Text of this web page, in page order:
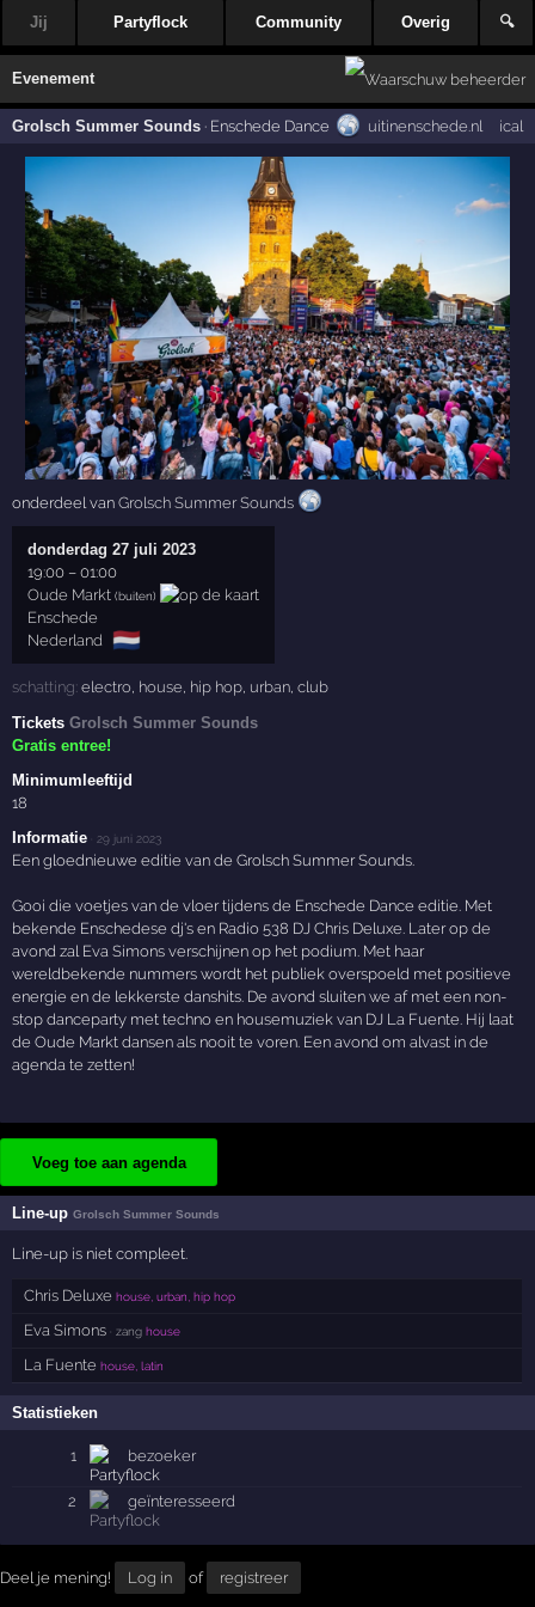
Jij Partyflock Community Overig 🔍
Evenement
Grolsch Summer Sounds · Enschede Dance uitinenschede.nl ical
onderdeel vanGrolsch Summer Sounds
donderdag 27 juli 2023
19:00 –01:00
Oude Markt (buiten)
Enschede
Nederland 🇳🇱
schatting:electro, house, hip hop, urban,club
TicketsGrolsch Summer Sounds
Gratis entree!
Minimumleeftijd
18
Informatie
29 juni 2023
Een gloednieuwe editie van de Grolsch Summer Sounds.
Gooi die voetjes van de vloer tijdens de Enschede Dance editie. Met
bekende Enschedese dj's en Radio 538 DJ Chris Deluxe. Later op de
avond zal Eva Simons verschijnen op het podium. Met haar
wereldbekende nummers wordt het publiek overspoeld met positieve
energie en de lekkerste danshits. De avond sluiten we af met een non-
stop danceparty met techno en housemuziek van DJ La Fuente. Hij laat
de Oude Markt dansen als nooit te voren. Een avond om alvast in de
agenda te zetten!
Voeg toe aan agenda
Line-upGrolsch Summer Sounds
Line-up is niet compleet.
Chris Deluxe house, urban, hip hop
Eva Simons · zang house
La Fuente house, latin
Statistieken
1 bezoeker
2 geïnteresseerd
Deel je mening! Log in of registreer